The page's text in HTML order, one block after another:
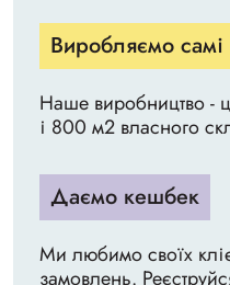
Виробляємо самі
Наше виробництво -
і 800 м2 власного
Даємо кешбек
Ми любимо своїх
замовлень.